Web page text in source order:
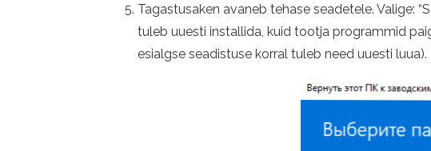
Tagastusaken avaneb tehase seadetele. Valige:
tuleb uuesti installida, kuid tootja programmid
esialgse seadistuse korral tuleb need uuesti luua).